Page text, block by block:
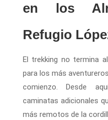
en los
Refugio
El trekking no termina
para los más
comienzo. Desde
caminatas adicionales
más remotos de la